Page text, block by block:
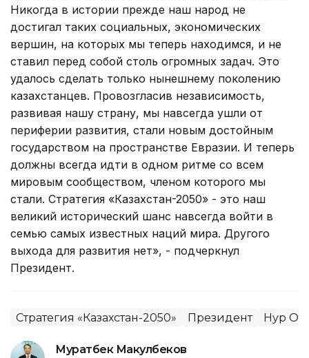
Никогда в истории прежде наш народ не
достигал таких социальных, экономических
вершин, на которых мы теперь находимся, и не
ставил перед собой столь огромных задач. Это
удалось сделать только нынешнему поколению
казахстанцев. Провозгласив независимость,
развивая нашу страну, мы навсегда ушли от
периферии развития, стали новым достойным
государством на пространстве Евразии. И теперь
должны всегда идти в одном ритме со всем
мировым сообществом, членом которого мы
стали. Стратегия «Казахстан-2050» - это наш
великий исторический шанс навсегда войти в
семью самых известных наций мира. Другого
выхода для развития нет», - подчеркнул
Президент.
Стратегия «Казахстан-2050» Президент Нур
Муратбек Макулбеков